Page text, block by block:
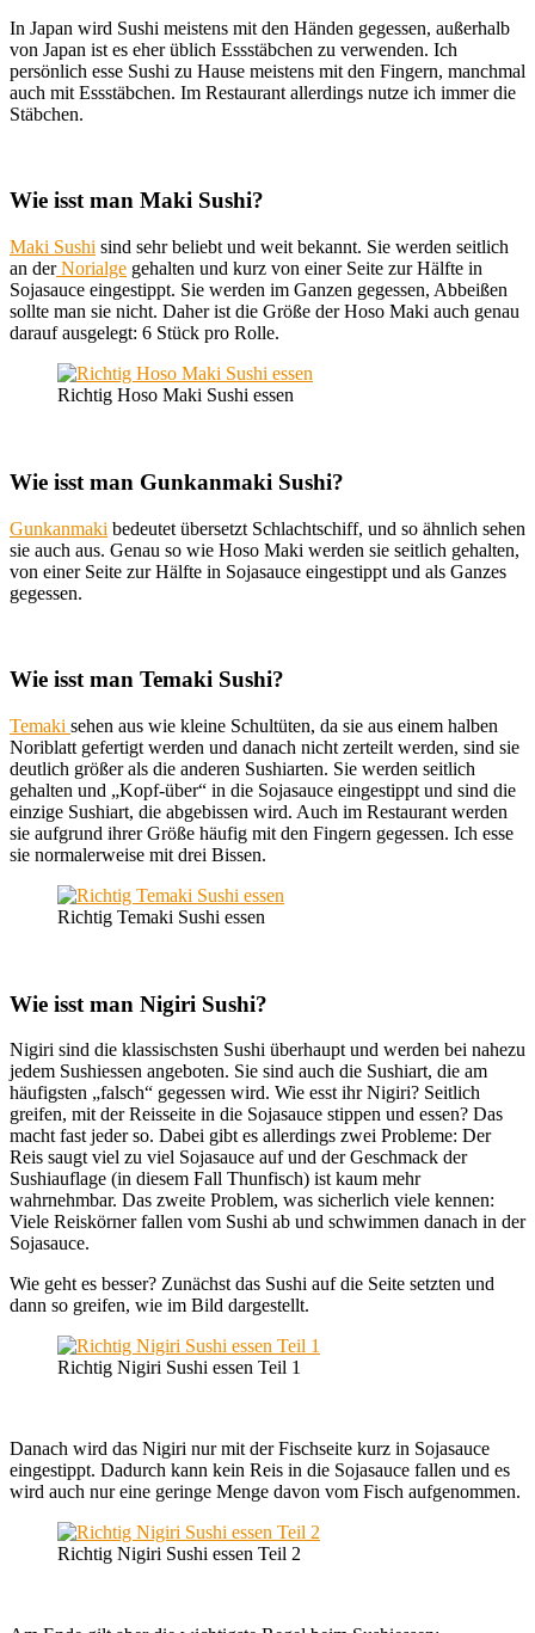
In Japan wird Sushi meistens mit den Händen gegessen, außerhalb
von Japan ist es eher üblich Essstäbchen zu verwenden. Ich
persönlich esse Sushi zu Hause meistens mit den Fingern, manchmal
auch mit Essstäbchen. Im Restaurant allerdings nutze ich immer die
Stäbchen.
Wie isst man Maki Sushi?
Maki Sushi sind sehr beliebt und weit bekannt. Sie werden seitlich
an derNorialge gehalten und kurz von einer Seite zur Hälfte in
Sojasauce eingestippt. Sie werden im Ganzen gegessen, Abbeißen
sollte man sie nicht. Daher ist die Größe der Hoso Maki auch genau
darauf ausgelegt: 6 Stück pro Rolle.
Richtig Hoso Maki Sushi essen
Wie isst man Gunkanmaki Sushi?
Gunkanmaki bedeutet übersetzt Schlachtschiff, und so ähnlich sehen
sie auch aus. Genau so wie Hoso Maki werden sie seitlich gehalten,
von einer Seite zur Hälfte in Sojasauce eingestippt und als Ganzes
gegessen.
Wie isst man Temaki Sushi?
Temaki sehen aus wie kleine Schultüten, da sie aus einem halben
Noriblatt gefertigt werden und danach nicht zerteilt werden, sind sie
deutlich größer als die anderen Sushiarten. Sie werden seitlich
gehalten und „Kopf-über“ in die Sojasauce eingestippt und sind die
einzige Sushiart, die abgebissen wird. Auch im Restaurant werden
sie aufgrund ihrer Größe häufig mit den Fingern gegessen. Ich esse
sie normalerweise mit drei Bissen.
Richtig Temaki Sushi essen
Wie isst man Nigiri Sushi?
Nigiri sind die klassischsten Sushi überhaupt und werden bei nahezu
jedem Sushiessen angeboten. Sie sind auch die Sushiart, die am
häufigsten „falsch“ gegessen wird. Wie esst ihr Nigiri? Seitlich
greifen, mit der Reisseite in die Sojasauce stippen und essen? Das
macht fast jeder so. Dabei gibt es allerdings zwei Probleme: Der
Reis saugt viel zu viel Sojasauce auf und der Geschmack der
Sushiauflage (in diesem Fall Thunfisch) ist kaum mehr
wahrnehmbar. Das zweite Problem, was sicherlich viele kennen:
Viele Reiskörner fallen vom Sushi ab und schwimmen danach in der
Sojasauce.
Wie geht es besser? Zunächst das Sushi auf die Seite setzten und
dann so greifen, wie im Bild dargestellt.
Richtig Nigiri Sushi essen Teil 1
Danach wird das Nigiri nur mit der Fischseite kurz in Sojasauce
eingestippt. Dadurch kann kein Reis in die Sojasauce fallen und es
wird auch nur eine geringe Menge davon vom Fisch aufgenommen.
Richtig Nigiri Sushi essen Teil 2